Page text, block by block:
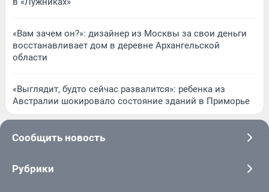
«Вам зачем он?»: дизайнер из Москвы за свои деньги
восстанавливает дом в деревне Архангельской
области
«Выглядит, будто сейчас развалится»: ребенка из
Австралии шокировало состояние зданий в Приморье
Сообщить новость
Рубрики